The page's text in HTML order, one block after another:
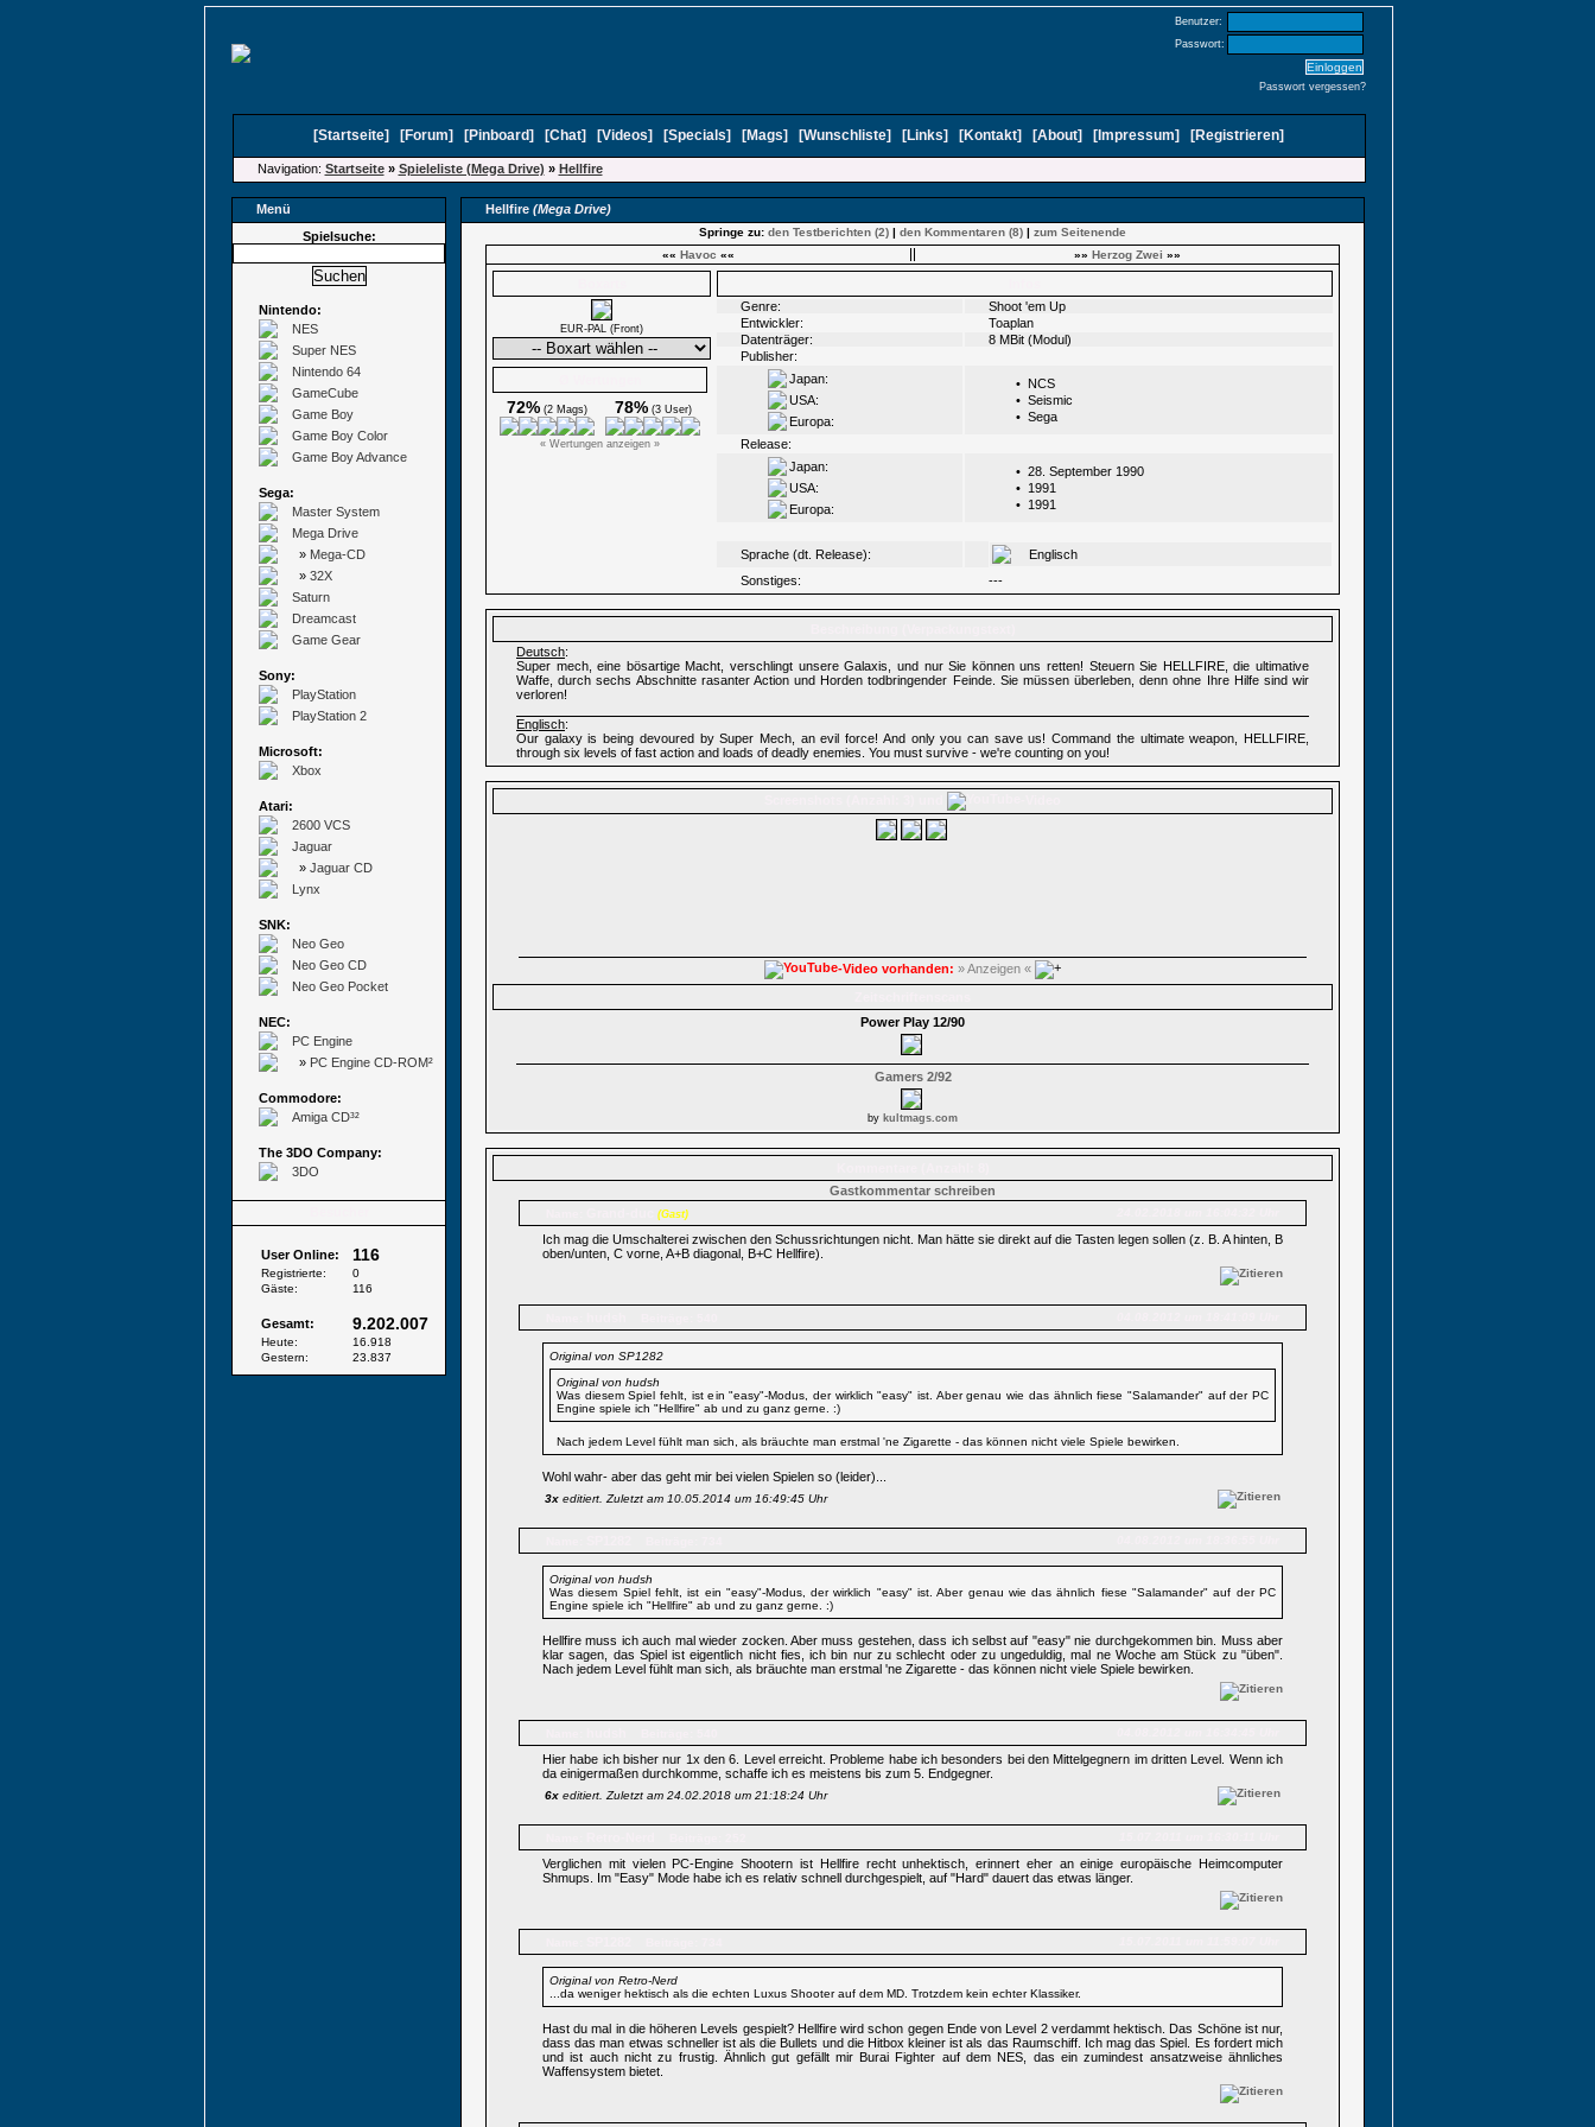
Benutzer:
Passwort:
Passwort vergessen?
[Startseite] [Forum] [Pinboard] [Chat] [Videos] [Specials] [Mags] [Wunschliste] [Links] [Kontakt] [About] [ Impressum] [Registrieren]
Navigation: Startseite» Spieleliste (Mega Drive) » Hellfire
Menü Hellfire (Mega Drive)
Spielsuche:
Nintendo:
NES
Super NES
Nintendo 64
GameCube
Game Boy
Game Boy Color
Game Boy Advance
Sega:
Master System
Mega Drive
» Mega-CD
» 32X
Saturn
Dreamcast
Game Gear
Sony:
PlayStation
PlayStation 2
Microsoft:
Xbox
Atari:
2600 VCS
Jaguar
» Jaguar CD
Lynx
SNK:
Neo Geo
Neo Geo CD
Neo Geo Pocket
NEC:
PC Engine
» PC Engine CD-ROM²
Commodore:
Amiga CD³²
The 3DO Company:
3DO
User Online: 116
Registrierte:
0
Gäste:
116
Gesamt: 9.202.007
Heute:
16.918
Gestern:
23.837
Springe zu: den Testberichten (2) | den Kommentaren (8) | zum Seitenende
«« Havoc «« »» Herzog Zwei »»
EUR-PAL (Front)
72% (2 Mags) 78% (3 User)
« Wertungen anzeigen »
Genre:
Shoot 'em Up
Entwickler:
Toaplan
Datenträger:
8 MBit (Modul)
Publisher:
Japan:
USA:
Europa:
• NCS
• Seismic
• Sega
Release:
Japan:
USA:
Europa:
• 28. September 1990
• 1991
• 1991
Sprache (dt. Release):
Englisch
Sonstiges:
---
Deutsch:
Super mech, eine bösartige Macht, verschlingt unsere Galaxis, und nur Sie können uns retten! Steuern Sie HELLFIRE, die ultimative
Waffe, durch sechs Abschnitte rasanter Action und Horden todbringender Feinde. Sie müssen überleben, denn ohne Ihre Hilfe sind wir
verloren!
Englisch:
Our galaxy is being devoured by Super Mech, an evil force! And only you can save us! Command the ultimate weapon, HELLFIRE,
through six levels of fast action and loads of deadly enemies. You must survive - we're counting on you!
-Video vorhanden: » Anzeigen «
Power Play 12/90
Gamers 2/92
by kultmags.com
Gastkommentar schreiben
(Gast)
Ich mag die Umschalterei zwischen den Schussrichtungen nicht. Man hätte sie direkt auf die Tasten legen sollen (z. B. A hinten, B
oben/unten, C vorne, A+B diagonal, B+C Hellfire).
Original von SP1282
Original von hudsh
Was diesem Spiel fehlt, ist ein "easy"-Modus, der wirklich "easy" ist. Aber genau wie das ähnlich fiese "Salamander" auf der PC
Engine spiele ich "Hellfire" ab und zu ganz gerne. :)
Nach jedem Level fühlt man sich, als bräuchte man erstmal 'ne Zigarette - das können nicht viele Spiele bewirken.
Wohl wahr- aber das geht mir bei vielen Spielen so (leider)...
3x editiert. Zuletzt am 10.05.2014 um 16:49:45 Uhr
Original von hudsh
Was diesem Spiel fehlt, ist ein "easy"-Modus, der wirklich "easy" ist. Aber genau wie das ähnlich fiese "Salamander" auf der PC
Engine spiele ich "Hellfire" ab und zu ganz gerne. :)
Hellfire muss ich auch mal wieder zocken. Aber muss gestehen, dass ich selbst auf "easy" nie durchgekommen bin. Muss aber
klar sagen, das Spiel ist eigentlich nicht fies, ich bin nur zu schlecht oder zu ungeduldig, mal ne Woche am Stück zu "üben".
Nach jedem Level fühlt man sich, als bräuchte man erstmal 'ne Zigarette - das können nicht viele Spiele bewirken.
Hier habe ich bisher nur 1x den 6. Level erreicht. Probleme habe ich besonders bei den Mittelgegnern im dritten Level. Wenn ich
da einigermaßen durchkomme, schaffe ich es meistens bis zum 5. Endgegner.
6x editiert. Zuletzt am 24.02.2018 um 21:18:24 Uhr
Verglichen mit vielen PC-Engine Shootern ist Hellfire recht unhektisch, erinnert eher an einige europäische Heimcomputer
Shmups. Im "Easy" Mode habe ich es relativ schnell durchgespielt, auf "Hard" dauert das etwas länger.
Original von Retro-Nerd
...da weniger hektisch als die echten Luxus Shooter auf dem MD. Trotzdem kein echter Klassiker.
Hast du mal in die höheren Levels gespielt? Hellfire wird schon gegen Ende von Level 2 verdammt hektisch. Das Schöne ist nur,
dass das man etwas schneller ist als die Bullets und die Hitbox kleiner ist als das Raumschiff. Ich mag das Spiel. Es fordert mich
und ist auch nicht zu frustig. Ähnlich gut gefällt mir Burai Fighter auf dem NES, das ein zumindest ansatzweise ähnliches
Waffensystem bietet.